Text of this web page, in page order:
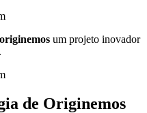
originemos um projeto inovador
de Originemos